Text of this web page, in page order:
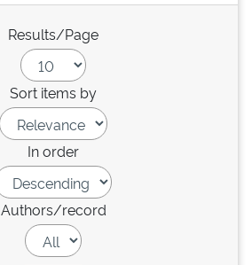
Results/Page
Sort items by
In order
Authors/record